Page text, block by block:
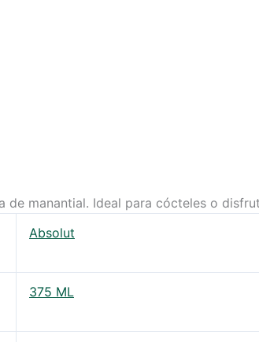
manantial. Ideal para cócteles o
Absolut
375 ML